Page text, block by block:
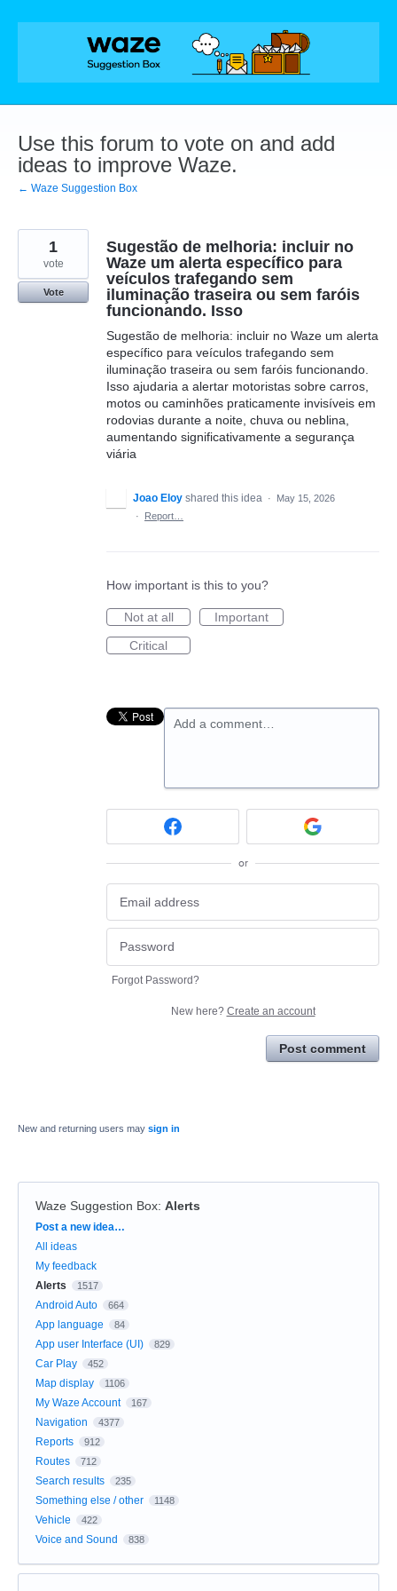
Skip
Use this forum to vote on and add
ideas to improve Waze.
← Waze Suggestion Box
Sugestão de melhoria: incluir no
Waze um alerta específico para
veículos trafegando sem
iluminação traseira ou sem faróis
funcionando. Isso
Sugestão de melhoria: incluir no Waze um alerta
específico para veículos trafegando sem
iluminação traseira ou sem faróis funcionando.
Isso ajudaria a alertar motoristas sobre carros,
motos ou caminhões praticamente invisíveis em
rodovias durante a noite, chuva ou neblina,
aumentando significativamente a segurança
viária
1
vote
Vote
Joao Eloy shared this idea ·
May 15, 2026
·
Report…
How important is this to you?
Not at all
Important
Critical
Add a comment…
or
Forgot Password?
New here? Create an account
Post comment
New and returning users may sign in
Waze Suggestion Box: Alerts
Categories
Post a new idea…
All ideas
My feedback
Alerts
1517
Android Auto 664
App language 84
App user Interface (UI) 829
Car Play 452
Map display 1106
My Waze Account 167
Navigation 4377
Reports 912
Routes 712
Search results 235
Something else / other 1148
Vehicle 422
Voice and Sound 838